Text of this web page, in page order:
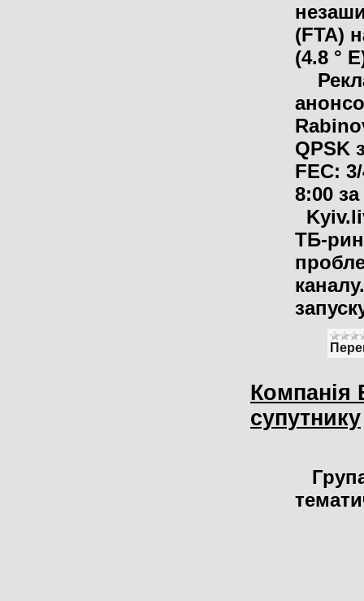
(FTA)
(4.8 °
QPSK
FEC:
8:00
ТБ-
Компанія
супутнику